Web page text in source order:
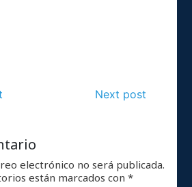
Next post
electrónico no será publicada.
están marcados con*